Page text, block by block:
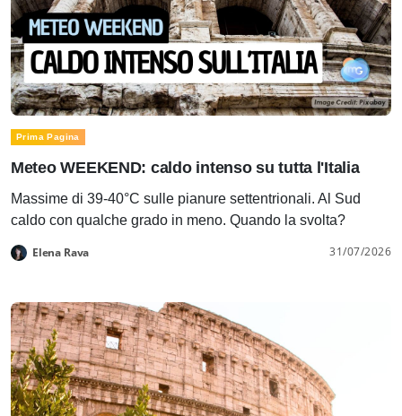
Prima Pagina
Meteo WEEKEND: caldo intenso su tutta l'Italia
Massime di 39-40°C sulle pianure settentrionali. Al Sud
caldo con qualche grado in meno. Quando la svolta?
Elena Rava 31/07/2026